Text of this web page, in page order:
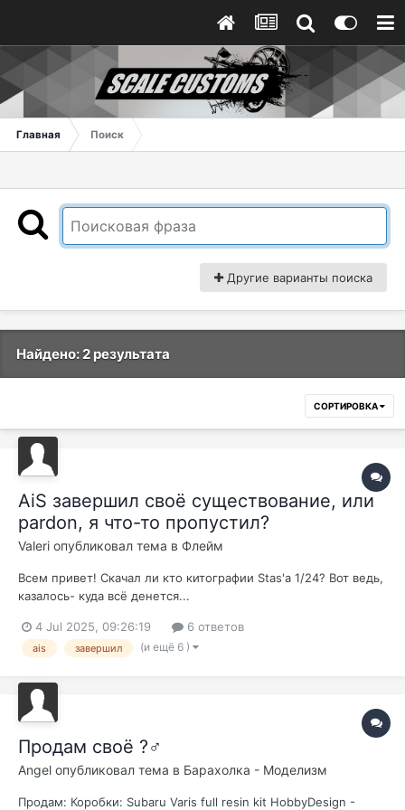
Главная Поиск
Другие варианты поиска
Найдено: 2 результата
СОРТИРОВКА
AiS завершил своё существование, или
pardon, я что-то пропустил?
Valeri опубликовал тема в Флейм
Всем привет! Скачал ли кто китографии Stas'а 1/24? Вот ведь,
казалось- куда всё денется...
4 Jul 2025, 09:26:19 6 ответов
ais завершил (и ещё 6 )
Продам своё ?‍♂️
Angel опубликовал тема в Барахолка - Моделизм
Продам: Коробки: Subaru Varis full resin kit HobbyDesign -